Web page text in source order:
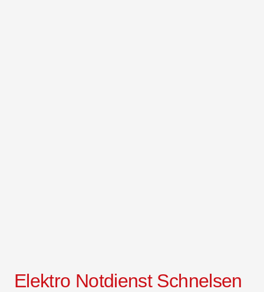
Elektro Notdienst Schnelsen